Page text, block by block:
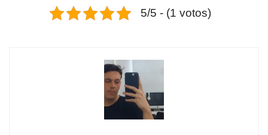
5/5 - (1 votos)